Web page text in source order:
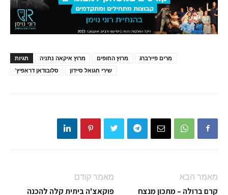
תגיות מרוץ איקאה נתניה מרוץ החופים
מרים פיירברג
סלובודאן דראפיץ'
שירי חגואל סיידון
מאמר קודם
פוקאצ'ה ביתית קלה להכנה
מאמר הבא
קרם ברולה – מתכון מנצח